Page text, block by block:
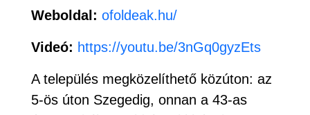
A település megközelíthető közúton: az
5-ös úton Szegedig, onnan a 43-as
Weboldal: ofoldeak.hu/
Videó: https://youtu.be/3nGq0gyzEts